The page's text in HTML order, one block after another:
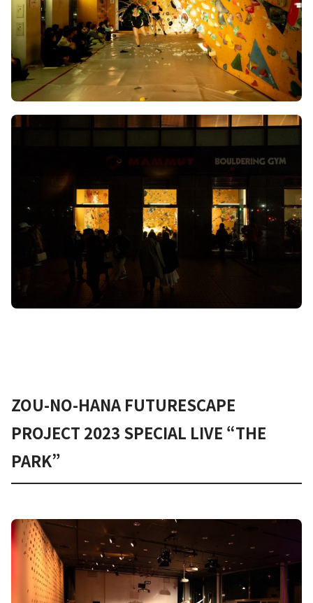
ZOU-NO-HANA FUTURESCAPE
PROJECT 2023 SPECIAL LIVE “THE
PARK”